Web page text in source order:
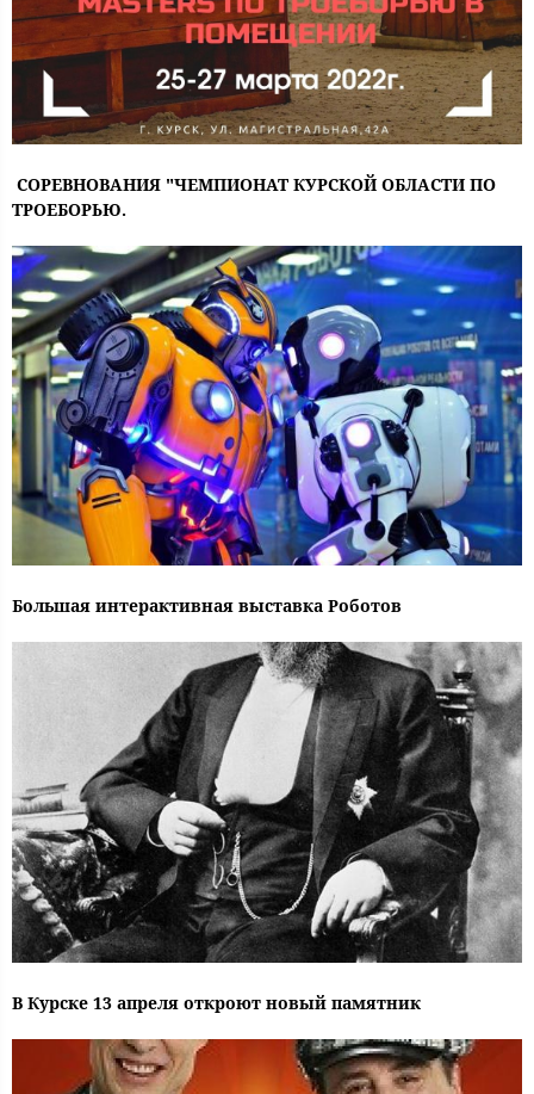
СОРЕВНОВАНИЯ "ЧЕМПИОНАТ КУРСКОЙ ОБЛАСТИ ПО
ТРОЕБОРЬЮ.
Большая интерактивная выставка Роботов
В Курске 13 апреля откроют новый памятник